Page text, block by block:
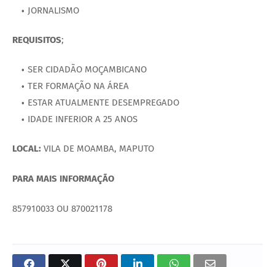
JORNALISMO
REQUISITOS;
SER CIDADÃO MOÇAMBICANO
TER FORMAÇÃO NA ÁREA
ESTAR ATUALMENTE DESEMPREGADO
IDADE INFERIOR A 25 ANOS
LOCAL: VILA DE MOAMBA, MAPUTO
PARA MAIS INFORMAÇÃO
857910033 OU 870021178